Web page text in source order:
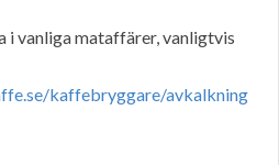
i vanliga mataffärer, vanligtvis
kaffebryggare/avkalkning